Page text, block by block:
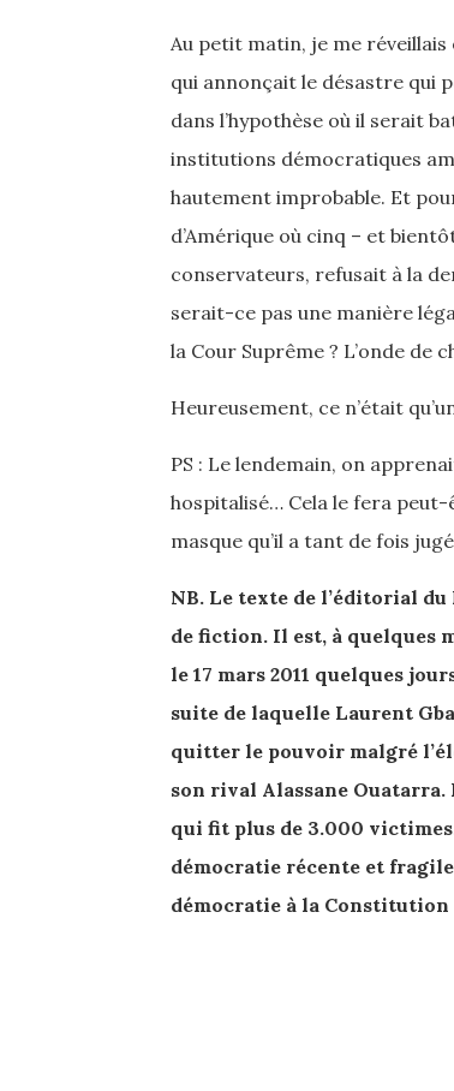
Au petit matin, je me
qui annonçait le désastre qui
dans l’hypothèse où il serait
institutions démocratiques
hautement improbable. Et
d’Amérique où cinq – et
conservateurs, refusait à la
serait-ce pas une manière
la Cour Suprême ? L’onde
Heureusement, ce n’était
PS : Le lendemain, on
hospitalisé… Cela le fera
masque qu’il a tant de fois
NB. Le texte de l’éditorial
de fiction. Il est, à quelques
le 17 mars 2011 quelques
suite de laquelle Laurent
quitter le pouvoir malgré
son rival Alassane
qui fit plus de 3.000
démocratie récente et
démocratie à la Constitution